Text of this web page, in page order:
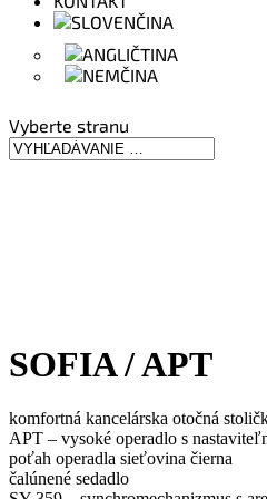
Vyberte stranu
SOFIA / APT
komfortná kancelárska otočná
APT – vysoké operadlo s
poťah operadla sieťovina čierna
čalúnené sedadlo